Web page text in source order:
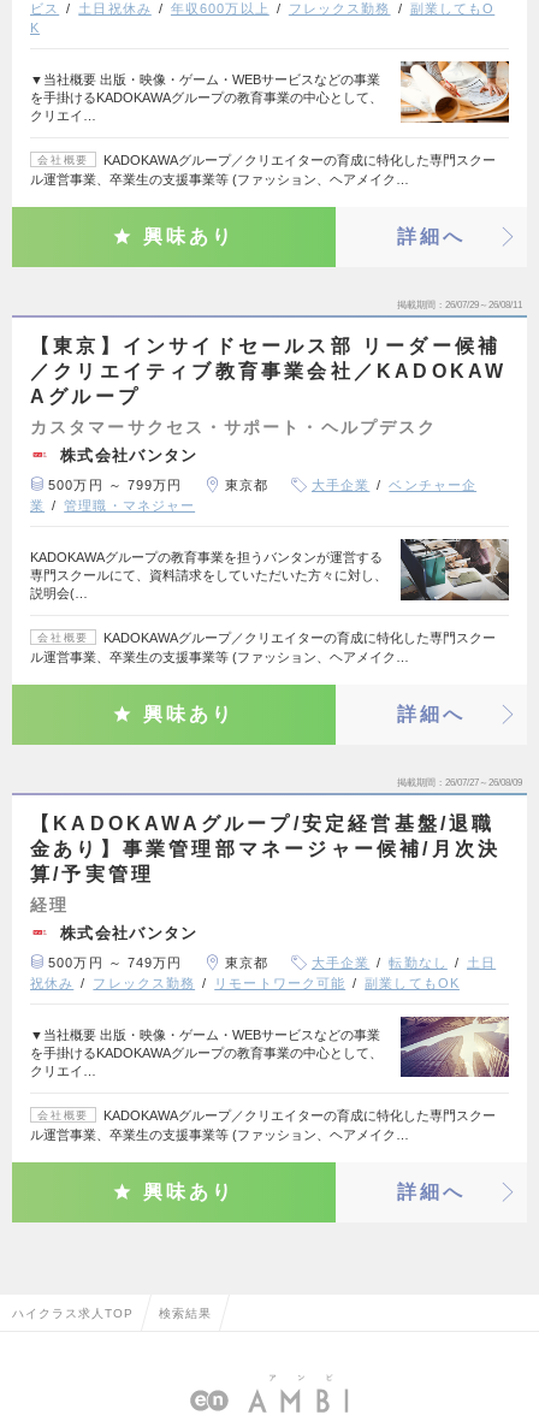
ビス
土日祝休み 年収600万以上 フレックス勤務
副業してもO
K
▼当社概要 出版・映像・ゲーム・WEBサービスなどの事業
を手掛けるKADOKAWAグループの教育事業の中心として、
クリエイ…
会社概要
KADOKAWAグループ／クリエイターの育成に特化した専門スクー
ル運営事業、卒業生の支援事業等 (ファッション、ヘアメイク…
興味あり 詳細へ
掲載期間 26/07/29～26/08/11
【東京】インサイドセールス部 リーダー候補
／クリエイティブ教育事業会社／KADOKAW
Aグループ
カスタマーサクセス・サポート・ヘルプデスク
株式会社バンタン
500万円 ～ 799万円 東京都 大手企業
ベンチャー企
業
管理職・マネジャー
KADOKAWAグループの教育事業を担うバンタンが運営する
専門スクールにて、資料請求をしていただいた方々に対し、
説明会(…
会社概要
KADOKAWAグループ／クリエイターの育成に特化した専門スクー
ル運営事業、卒業生の支援事業等 (ファッション、ヘアメイク…
興味あり 詳細へ
掲載期間 26/07/27～26/08/09
【KADOKAWAグループ/安定経営基盤/退職
金あり】事業管理部マネージャー候補/月次決
算/予実管理
経理
株式会社バンタン
500万円 ～ 749万円 東京都 大手企業 転勤なし
土日
祝休み
フレックス勤務 リモートワーク可能 副業してもOK
▼当社概要 出版・映像・ゲーム・WEBサービスなどの事業
を手掛けるKADOKAWAグループの教育事業の中心として、
クリエイ…
会社概要
KADOKAWAグループ／クリエイターの育成に特化した専門スクー
ル運営事業、卒業生の支援事業等 (ファッション、ヘアメイク…
興味あり 詳細へ
ハイクラス求人TOP 検索結果